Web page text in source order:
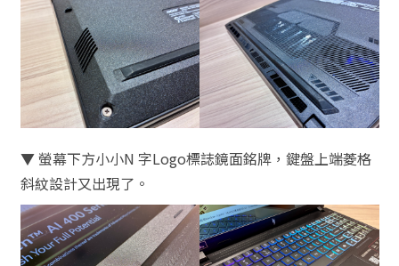
▼ 螢幕下方小小N 字Logo標誌鏡面銘牌，鍵盤上端菱格
斜紋設計又出現了。